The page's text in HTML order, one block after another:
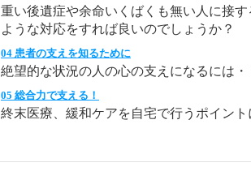
重い後遺症や余命いくばくも無い人に接
ような対応をすれば良いのでしょうか？
04 患者の支えを知るために
絶望的な状況の人の心の支えになるには・
05 総合力で支える！
終末医療、緩和ケアを自宅で行うポイント